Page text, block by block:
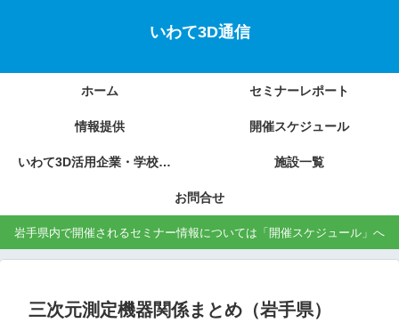
いわて3D通信
ホーム セミナーレポート
情報提供 開催スケジュール
いわて3D活用企業・学校の紹介 施設一覧
お問合せ
岩手県内で開催されるセミナー情報については「開催スケジュール」へ
三次元測定機器関係まとめ（岩手県）